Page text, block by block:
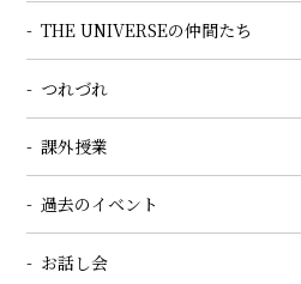
THE UNIVERSEの仲間たち
つれづれ
課外授業
過去のイベント
お話し会